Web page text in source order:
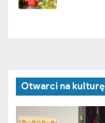
Otwarci na kulturę